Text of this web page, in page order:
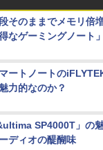
そのままでメモリ倍
得なゲーミングノート」
ートノートの
力的なのか？
SP4000T」の
ディオの醍醐味